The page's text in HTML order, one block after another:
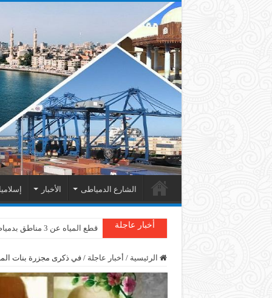
الشارع الدمياطى الأخبار
أخبار عاجلة قطع المياه عن 3 مناطق بدمياط
دمياط : سقوط شجرة على
الرئيسية / أخبار عاجلة / في ذكرى مجزرة بنات